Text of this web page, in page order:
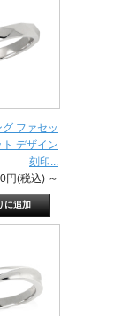
ファセッ
ト デザイン
刻印...
円(税込) ～